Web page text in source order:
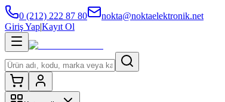
0 (212) 222 87 80
nokta@noktaelektronik.net
Giriş Yap|Kayıt Ol